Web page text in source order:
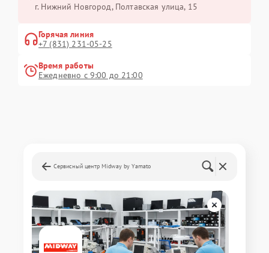
г. Нижний Новгород, Полтавская улица, 15
Горячая линия
+7 (831) 231-05-25
Время работы
Ежедневно с 9:00 до 21:00
Сервисный центр Midway by Yamato